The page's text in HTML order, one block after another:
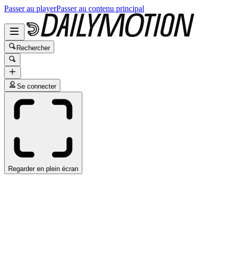
Passer au playerPasser au contenu principal
Rechercher
Se connecter
Regarder en plein écran